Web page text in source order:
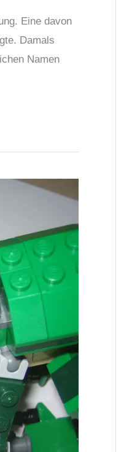
Eine davon
Damals
Namen